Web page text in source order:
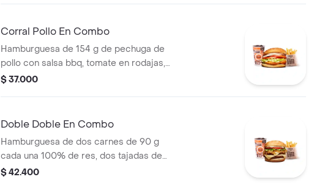
Corral Pollo En Combo
Hamburguesa de 154 g de pechuga de
pollo con salsa bbq, tomate en rodajas,
cebolla en rodajas, lechuga y salsa blanca
$ 37.000
Doble Doble En Combo
Hamburguesa de dos carnes de 90 g
cada una 100% de res, dos tajadas de
queso tipo mozzarella, cebolla grillé,
$ 42.400